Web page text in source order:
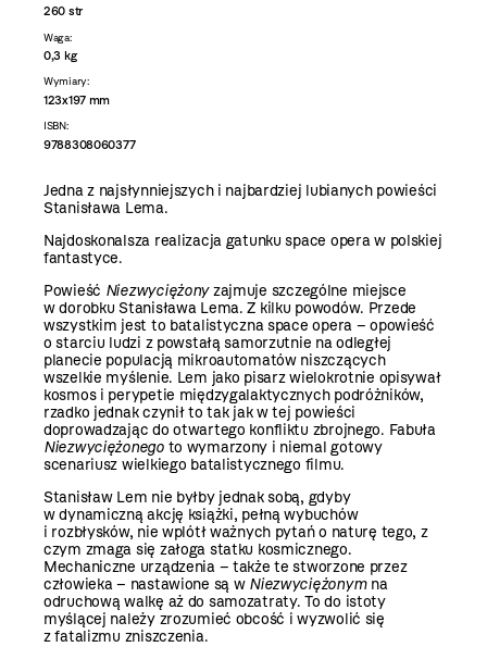
260 str
Waga:
0,3 kg
Wymiary:
123x197 mm
ISBN:
9788308060377
Jedna z najsłynniejszych i najbardziej lubianych powieści
Stanisława Lema.
Najdoskonalsza realizacja gatunku space opera w polskiej
fantastyce.
Powieść Niezwyciężonyzajmuje szczególne miejsce
w dorobku Stanisława Lema. Z kilku powodów. Przede
wszystkim jest to batalistyczna space opera – opowieść
o starciu ludzi z powstałą samorzutnie na odległej
planecie populacją mikroautomatów niszczących
wszelkie myślenie. Lem jako pisarz wielokrotnie opisywał
kosmos i perypetie międzygalaktycznych podróżników,
rzadko jednak czynił to tak jak w tej powieści
doprowadzając do otwartego konfliktu zbrojnego. Fabuła
Niezwyciężonegoto wymarzony i niemal gotowy
scenariusz wielkiego batalistycznego filmu.
Stanisław Lem nie byłby jednak sobą, gdyby
w dynamiczną akcję książki, pełną wybuchów
i rozbłysków, nie wplótł ważnych pytań o naturę tego, z
czym zmaga się załoga statku kosmicznego.
Mechaniczne urządzenia – także te stworzone przez
człowieka – nastawione są w Niezwyciężonymna
odruchową walkę aż do samozatraty. To do istoty
myślącej należy zrozumieć obcość i wyzwolić się
z fatalizmu zniszczenia.